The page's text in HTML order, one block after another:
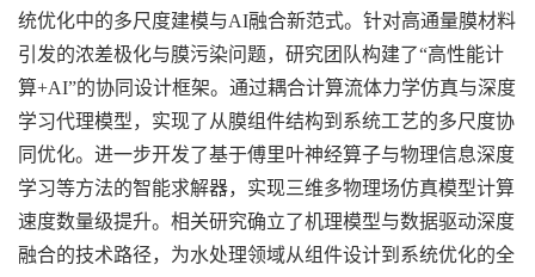
统优化中的多尺度建模与AI融合新范式。针对高通量膜材料
引发的浓差极化与膜污染问题，研究团队构建了“高性能计
算+AI”的协同设计框架。通过耦合计算流体力学仿真与深度
学习代理模型，实现了从膜组件结构到系统工艺的多尺度协
同优化。进一步开发了基于傅里叶神经算子与物理信息深度
学习等方法的智能求解器，实现三维多物理场仿真模型计算
速度数量级提升。相关研究确立了机理模型与数据驱动深度
融合的技术路径，为水处理领域从组件设计到系统优化的全